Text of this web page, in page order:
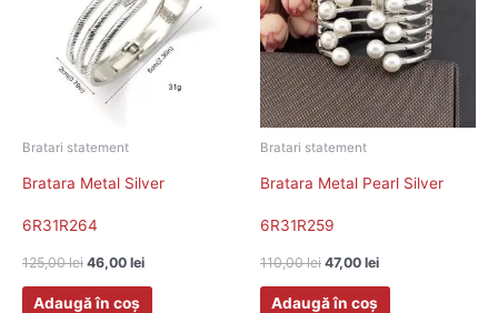
Bratari statement
Bratara Metal Silver
6R31R264
125,00lei 46,00 lei
Adaugă în coș
Bratari statement
Bratara Metal Pearl Silver
6R31R259
110,00lei 47,00 lei
Adaugă în coș